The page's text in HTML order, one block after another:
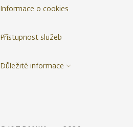
Informace o cookies
Přístupnost služeb
Důležité informace